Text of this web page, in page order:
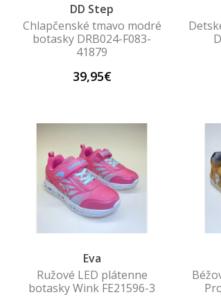
DD Step
Chlapčenské tmavo modré
botasky DRB024-F083-
41879
39,95€
Eva
Ružové LED plátenne
botasky Wink FE21596-3